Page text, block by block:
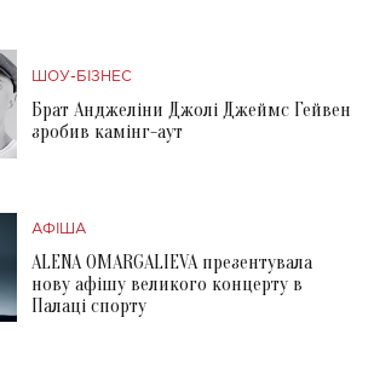
ШОУ-БІЗНЕС
Брат Анджеліни Джолі Джеймс Гейвен
зробив камінг-аут
АФІША
ALENA OMARGALIEVA презентувала
нову афішу великого концерту в
Палаці спорту